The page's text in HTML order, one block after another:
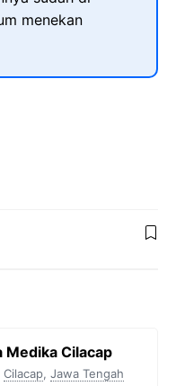
menekan
Medika Cilacap
Cilacap, Jawa Tengah